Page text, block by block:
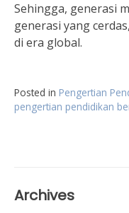
Sehingga, generasi
generasi yang
di era global.
Posted in Pengertian
pengertian pendidikan
Archives